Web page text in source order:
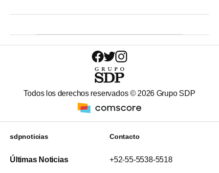
Todos los derechos reservados © 2026 Grupo SDP
sdpnoticias
Últimas Noticias
Contacto
+52-55-5538-5518